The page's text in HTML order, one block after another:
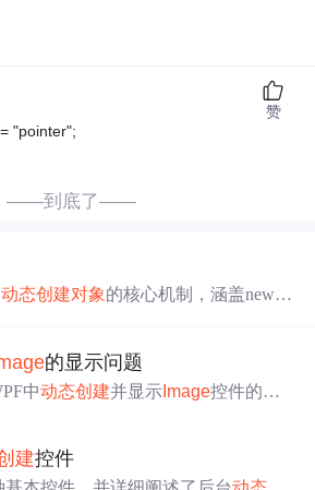
"pointer";
赞
——到底了——
动态创建对象的核心机制，涵盖new/d
），并深入对比new/delete与malloc/f
差异及使用注意事项。
的显示问题
中动态创建并显示 Image控件的步
。此外，文章还提供了完整的代码
和应用。
建控件